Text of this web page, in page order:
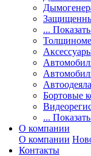
...
Автоодеяла
Бортовые
...
О компании
О компании
Контакты